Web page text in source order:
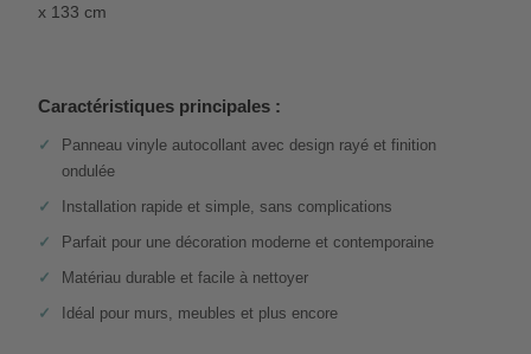
x 133 cm
Caractéristiques principales :
Panneau vinyle autocollant avec design rayé et finition
ondulée
Installation rapide et simple, sans complications
Parfait pour une décoration moderne et contemporaine
Matériau durable et facile à nettoyer
Idéal pour murs, meubles et plus encore